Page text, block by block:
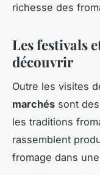
richesse des
Les festivals
découvrir
Outre les visites
marchés sont
les traditions
rassemblent
fromage dans